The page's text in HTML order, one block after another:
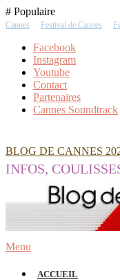
Skip
To
# Populaire
Cannes Festival de Cannes
Facebook
Instagram
Youtube
Contact
Partenaires
Cannes Soundtrack
BLOG DE CANNES
INFOS,
Menu
ACCUEIL